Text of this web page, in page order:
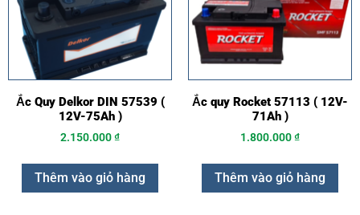
Ắc Quy Delkor DIN 57539 (
12V-75Ah )
2.150.000₫
Thêm vào giỏ hàng
Ắc quy Rocket 57113 ( 12V-
71Ah )
1.800.000₫
Thêm vào giỏ hàng